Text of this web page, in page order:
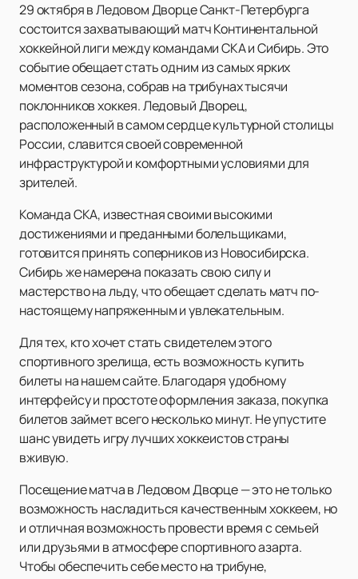
29 октября в Ледовом Дворце Санкт-Петербурга
состоится захватывающий матч Континентальной
хоккейной лиги между командами СКА и Сибирь. Это
событие обещает стать одним из самых ярких
моментов сезона, собрав на трибунах тысячи
поклонников хоккея. Ледовый Дворец,
расположенный в самом сердце культурной столицы
России, славится своей современной
инфраструктурой и комфортными условиями для
зрителей.
Команда СКА, известная своими высокими
достижениями и преданными болельщиками,
готовится принять соперников из Новосибирска.
Сибирь же намерена показать свою силу и
мастерство на льду, что обещает сделать матч по-
настоящему напряженным и увлекательным.
Для тех, кто хочет стать свидетелем этого
спортивного зрелища, есть возможность купить
билеты на нашем сайте. Благодаря удобному
интерфейсу и простоте оформления заказа, покупка
билетов займет всего несколько минут. Не упустите
шанс увидеть игру лучших хоккеистов страны
вживую.
Посещение матча в Ледовом Дворце — это не только
возможность насладиться качественным хоккеем, но
и отличная возможность провести время с семьей
или друзьями в атмосфере спортивного азарта.
Чтобы обеспечить себе место на трибуне,